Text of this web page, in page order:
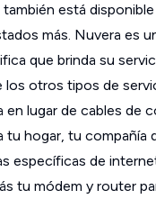
también está
más. Nuvera es
que brinda su
los otros tipos de
lugar de cables de
tu hogar, tu compañía
específicas de
tu módem y router